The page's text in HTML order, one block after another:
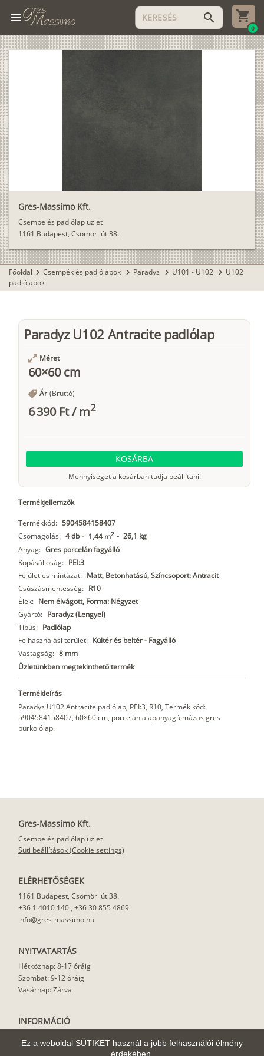
Ez a weboldal SÜTIKET használ a jobb felhasználói élmény
érdekében.
menu search
0
Gres-Massimo Kft.
Csempe és padlólap üzlet
1161 Budapest, Csömöri út 38.
Főoldal chevron_right Csempék és padlólapok chevron_right Paradyz chevron_right U101 - U102 chevron_right U102
padlólapok
Paradyz U102 Antracite padlólap
Méret
60×60 cm
Ár (Bruttó)
6 390 Ft/m2
KOSÁRBA
Mennyiséget a kosárban tudja beállítani!
Termékjellemzők
Termékkód: 5904584158407
Csomagolás: 4 db - 1,44 m2 - 26,1 kg
Anyag: Gres porcelán fagyálló
Kopásállóság: PEI:3
Felület és mintázat: Matt, Betonhatású, Színcsoport: Antracit
Csúszásmentesség: R10
Élek: Nem élvágott, Forma: Négyzet
Gyártó: Paradyz (Lengyel)
Típus: Padlólap
Felhasználási terület: Kültér és beltér - Fagyálló
Vastagság: 8 mm
Üzletünkben megtekinthető termék
Termékleírás
Paradyz U102 Antracite padlólap, PEI:3, R10, Termék kód:
5904584158407, 60×60 cm, porcelán alapanyagú mázas gres
burkolólap.
Gres-Massimo Kft.
Csempe és padlólap üzlet
Süti beállítások (Cookie settings)
ELÉRHETŐSÉGEK
1161 Budapest, Csömöri út 38.
+36 1 4010 140 , +36 30 855 4869
info@gres-massimo.hu
NYITVATARTÁS
Hétköznap: 8-17 óráig
Szombat: 9-12 óráig
Vasárnap: Zárva
INFORMÁCIÓ
Felhasználási javaslat